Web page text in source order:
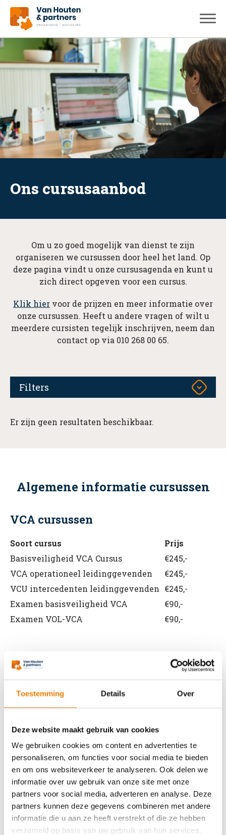
Toestemming Details Over
Deze website maakt gebruik van cookies
We gebruiken cookies om content en advertenties te
personaliseren, om functies voor social media te bieden
en om ons websiteverkeer te analyseren. Ook delen we
informatie over uw gebruik van onze site met onze
partners voor social media, adverteren en analyse. Deze
partners kunnen deze gegevens combineren met andere
informatie die u aan ze heeft verstrekt of die ze hebben
verzameld op basis van uw gebruik van hun services.
Ons cursusaanbod
Om u zo goed mogelijk van dienst te zijn
organiseren we cursussen door heel het land. Op
deze pagina vindt u onze cursusagenda en kunt u
zich direct opgeven voor een cursus.
Klik hier voor de prijzen en meer informatie over
onze cursussen. Heeft u andere vragen of wilt u
meerdere cursisten tegelijk inschrijven, neem dan
contact op via 010 268 00 65.
Filters
Er zijn geen resultaten beschikbaar.
Algemene informatie cursussen
VCA cursussen
Soort cursus
Prijs
Basisveiligheid VCA Cursus
€245,-
VCA operationeel leidinggevenden
€245,-
VCU intercedenten leidinggevenden €245,-
Examen basisveiligheid VCA
€90,-
Examen VOL-VCA
€90,-
BHV basisopleiding
v.a. €245,-
BHV herhaling
Arbo en Veiligheid
Prijs
Werken met vorkhef- en reachtruck
v.a. €250,-
Werken met een hoogwerker
v.a. €250,-
Veilig aanslaan van lasten
v.a. €250,-
Veilig werken langs de weg
v.a. €250,-